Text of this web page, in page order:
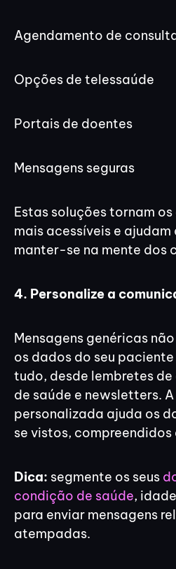
Agendamento de
Opções de telessaúde
Portais de doentes
Mensagens seguras
Estas soluções tornam
mais acessíveis e ajudam
manter-se na mente dos
4. Personalize a
Mensagens genéricas
os dados do seu
tudo, desde lembretes
de saúde e newsletters.
personalizada ajuda os
se vistos,
Dica: segmente os seus
condição de saúde,
para enviar mensagens
atempadas.